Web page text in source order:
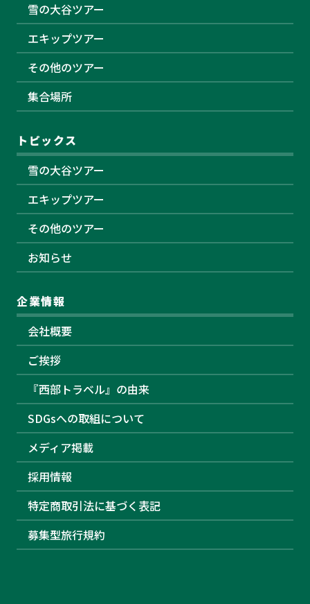
雪の大谷ツアー
エキップツアー
その他のツアー
集合場所
トピックス
雪の大谷ツアー
エキップツアー
その他のツアー
お知らせ
企業情報
会社概要
ご挨拶
『西部トラベル』の由来
SDGsへの取組について
メディア掲載
採用情報
特定商取引法に基づく表記
募集型旅行規約